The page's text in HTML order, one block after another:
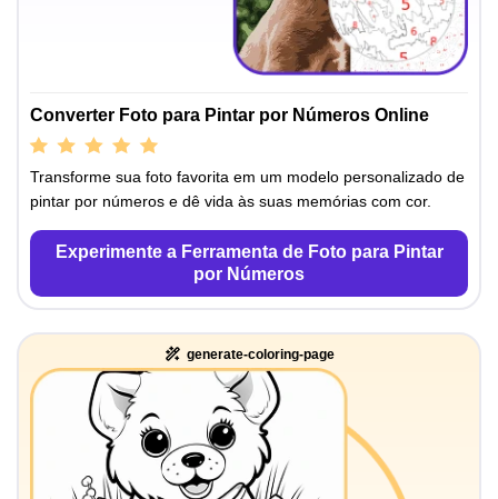
Converter Foto para Pintar por Números Online
Transforme sua foto favorita em um modelo personalizado de
pintar por números e dê vida às suas memórias com cor.
Experimente a Ferramenta de Foto para Pintar
por Números
generate-coloring-page